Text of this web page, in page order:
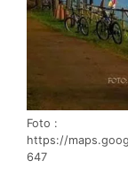
Foto :
https://
647